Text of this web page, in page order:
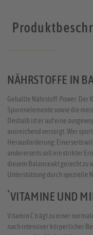
NÄHRSTOFFE IN
Geballte Nährstoff-Power. Der
Spurenelemente sowie die
Deshalb ist er auf eine
ausreichend versorgt. Wer
Herausforderung: Einerseits
andererseits soll ein strikter
diesem Balanceakt gerecht zu
Unterstützung durch spezielle
*VITAMINE UND
Vitamin C trägt zu einer
nach intensiver körperlicher